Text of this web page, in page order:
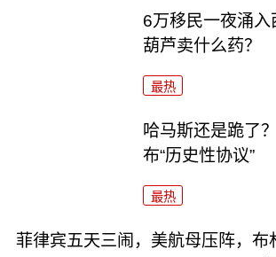
6万移民一夜涌
葫芦卖什么药？
最热
哈马斯还是跪了
布“历史性协议”
最热
菲律宾五天三闹，美航母压阵，布